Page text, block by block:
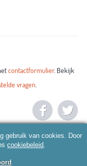
contactformulier. Bekijk
vragen.
gebruik van cookies. Door
cookiebeleid.